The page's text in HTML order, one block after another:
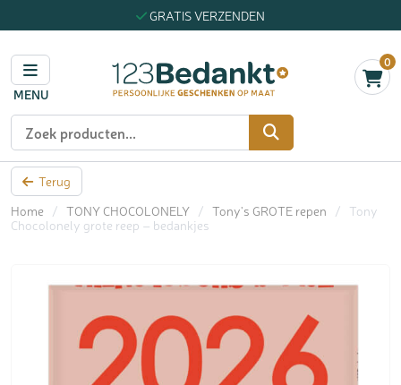
GRATIS VERZENDEN
MENU
0
Zoeken
Terug
Home
/ TONY CHOCOLONELY / Tony's GROTE repen /
Tony
Chocolonely grote reep – bedankjes